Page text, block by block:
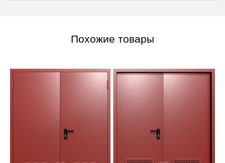
Похожие товары